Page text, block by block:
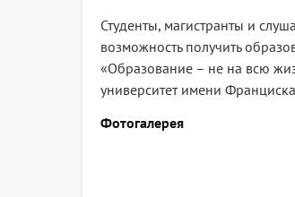
Студенты, магистранты и
возможность получить
«Образование – не на всю
университет имени
Фотогалерея